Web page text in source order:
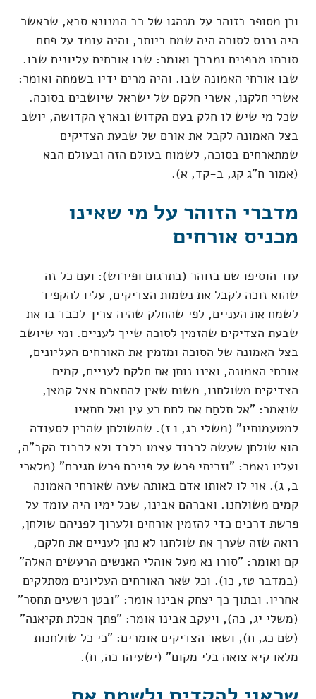
וכן מסופר בזוהר על מנהגו של רב המנונא סבא, שכאשר
היה נכנס לסוכה היה שמח ביותר, והיה עומד על פתח
סוכתו מבפנים ומברך ואומר: שבו אורחים עליונים שבו.
שבו אורחי האמונה שבו. והיה מרים ידיו בשמחה ואומר:
אשרי חלקנו, אשרי חלקם של ישראל שיושבים בסוכה.
שכל מי שיש לו חלק בעם הקדוש ובארץ הקדושה, יושב
בצל האמונה לקבל את אורם של שבעת הצדיקים
שמתארחים בסוכה, לשמוח בעולם הזה ובעולם הבא
(אמור ח"ג קג, ב-קד, א).
מדברי הזוהר על מי שאינו
מכניס אורחים
עוד הוסיפו שם בזוהר (בתרגום ופירוש): ועם כל זה
שהוא זוכה לקבל את נשמות הצדיקים, עליו להקפיד
לשמח את העניים, לפי שהחלק שהיה צריך לכבד בו את
שבעת הצדיקים שהזמין לסוכה שייך לעניים. ומי שיושב
בצל האמונה של הסוכה ומזמין את האורחים העליונים,
אורחי האמונה, ואינו נותן את חלקם לעניים, קמים
הצדיקים משולחנו, משום שאין להתארח אצל קמצן,
שנאמר: "אל תלחַם את לחם רע עין ואל תתאיו
למטעמותיו" (משלי כג, ו ז). שהשולחן שהכין לסעודה
הוא שולחן שעשה לכבוד עצמו בלבד ולא לכבוד הקב"ה,
ועליו נאמר: "וזריתי פרש על פניכם פרש חגיכם" (מלאכי
ב, ג). אוי לו לאותו אדם באותה שעה שאורחי האמונה
קמים משולחנו. ואברהם אבינו, שכל ימיו היה עומד על
פרשת דרכים כדי להזמין אורחים ולערוך לפניהם שולחן,
רואה שזה שערך את שולחנו לא נתן לעניים את חלקם,
קם ואומר: "סורו נא מעל אוהלי האנשים הרעשים האלה"
(במדבר טז, כו). וכל שאר האורחים העליונים מסתלקים
אחריו. ובתוך כך יצחק אבינו אומר: "ובטן רשעים תחסר"
(משלי יג, כה), ויעקב אבינו אומר: "פתך אכלת תקיאנה"
(שם כג, ח), ושאר הצדיקים אומרים: "כי כל שולחנות
מלאו קיא צואה בלי מקום" (ישעיהו כה, ח).